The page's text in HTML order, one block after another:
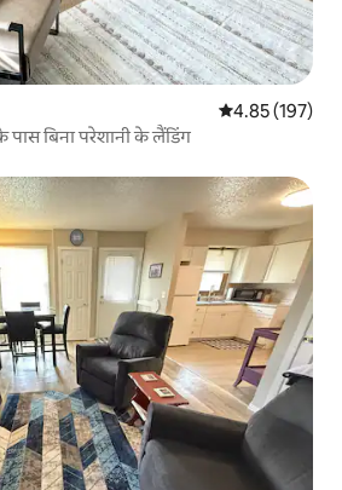
औसत रेटिंग 5 में से
4.85 (197)
पास बिना परेशानी के लैंडिंग